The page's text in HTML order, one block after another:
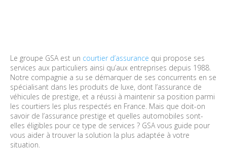
Le groupe GSA est un courtier d’assurance qui propose ses
services aux particuliers ainsi qu’aux entreprises depuis 1988.
Notre compagnie a su se démarquer de ses concurrents en se
spécialisant dans les produits de luxe, dont l’assurance de
véhicules de prestige, et a réussi à maintenir sa position parmi
les courtiers les plus respectés en France. Mais que doit-on
savoir de l’assurance prestige et quelles automobiles sont-
elles éligibles pour ce type de services ? GSA vous guide pour
vous aider à trouver la solution la plus adaptée à votre
situation.